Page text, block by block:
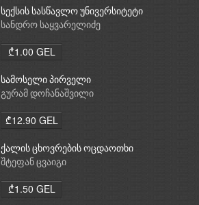
სექსის სასწავლო უნივერსიტეტი
სანდრო საყვარელიძე
₾1.00 GEL
სამოსელი პირველი
გურამ დოჩანაშვილი
₾12.90 GEL
ქალის ცხოვრების ოცდაოთხი
საათი
შტეფან ცვაიგი
₾1.50 GEL